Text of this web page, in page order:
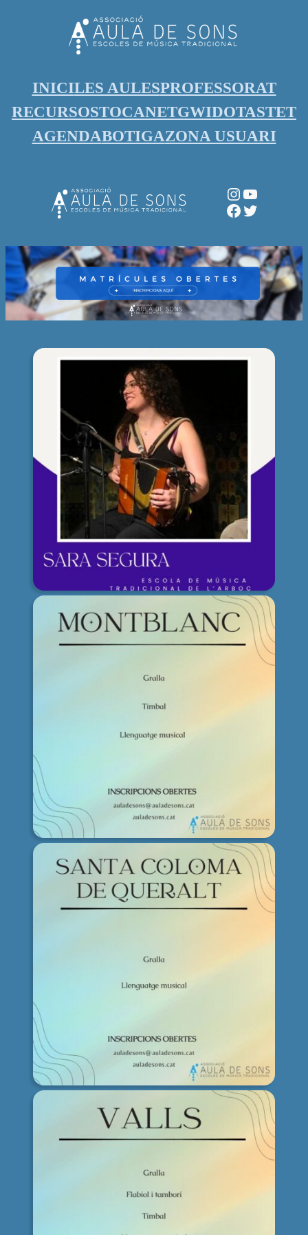
INICILES AULESPROFESSORAT
RECURSOSTOCANETGWIDOTASTET
AGENDABOTIGAZONA USUARI
Instagram
YouTube
Facebook
Twitter